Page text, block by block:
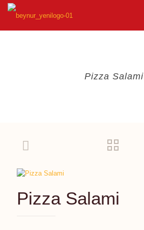
Pizza Salami
Pizza Salami